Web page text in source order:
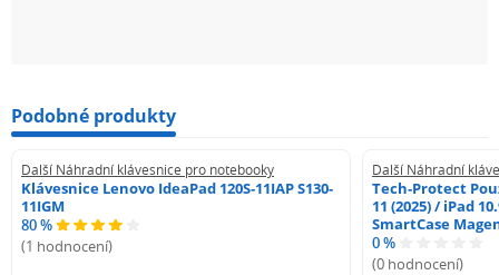
Podobné produkty
Další Náhradní klávesnice pro notebooky
Klávesnice Lenovo IdeaPad 120S-11IAP S130-
11IGM
80 %
(1 hodnocení)
Další Náhradní
Tech-Protect
11 (2025) / iPad
SmartCase
0 %
(0 hodnocení)